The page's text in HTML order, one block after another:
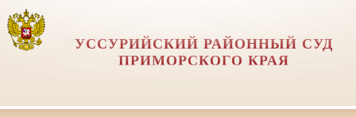
УССУРИЙСКИЙ РАЙОННЫЙ СУД
ПРИМОРСКОГО КРАЯ